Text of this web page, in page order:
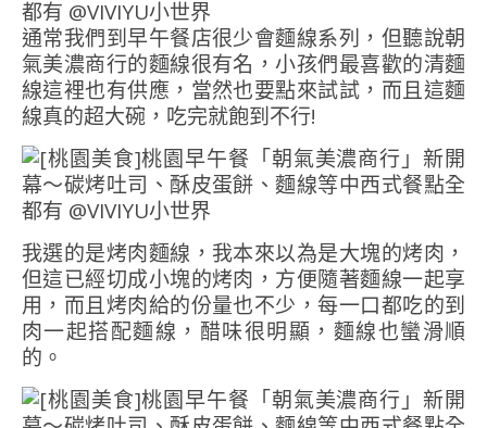
通常我們到早午餐店很少會麵線系列，但聽說朝
氣美濃商行的麵線很有名，小孩們最喜歡的清麵
線這裡也有供應，當然也要點來試試，而且這麵
線真的超大碗，吃完就飽到不行!
我選的是烤肉麵線，我本來以為是大塊的烤肉，
但這已經切成小塊的烤肉，方便隨著麵線一起享
用，而且烤肉給的份量也不少，每一口都吃的到
肉一起搭配麵線，醋味很明顯，麵線也蠻滑順
的。